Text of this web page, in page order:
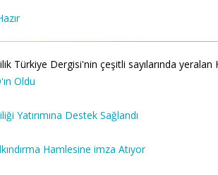
Türkiye Dergisi'nin çeşitli sayılarında
Oldu
Yatırımına Destek Sağlandı
Hamlesine imza Atıyor